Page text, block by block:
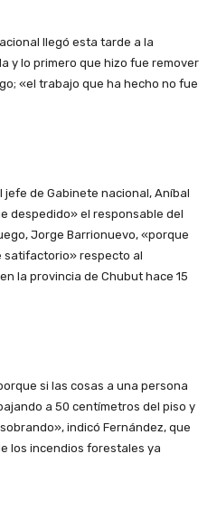
llegó esta tarde a la
y lo primero que hizo fue remover
«el trabajo que ha hecho no fue
jefe de Gabinete nacional, Aníbal
despedido» el responsable del
Jorge Barrionuevo, «porque
satifactorio» respecto al
la provincia de Chubut hace 15
si las cosas a una persona
a 50 centímetros del piso y
indicó Fernández, que
los incendios forestales ya